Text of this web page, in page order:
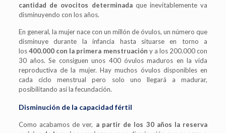
cantidad de ovocitos determinadaque inevitablemente va
disminuyendo con los años.
En general, la mujer nace con un millón de óvulos, un número que
disminuye durante la infancia hasta situarse en torno a
los400.000 con la primera menstruación y a los 200.000 con
30 años. Se consiguen unos 400 óvulos maduros en la vida
reproductiva de la mujer. Hay muchos óvulos disponibles en
cada ciclo menstrual pero solo uno llegará a madurar,
posibilitando así la fecundación.
Disminución de la capacidad fértil
Como acabamos de ver, a partir de los 30 años la reserva